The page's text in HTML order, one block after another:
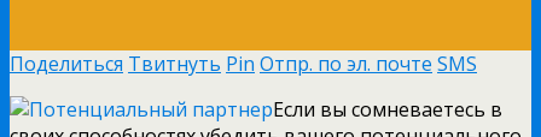
Поделиться Твитнуть Pin Отпр. по эл. почте SMS
Если вы сомневаетесь в